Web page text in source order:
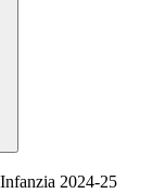
2024-25